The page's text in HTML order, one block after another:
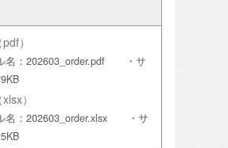
）
名：202603_order.pdf ・サ
）
名：202603_order.xlsx ・サ